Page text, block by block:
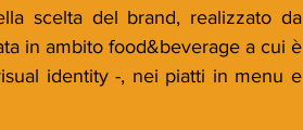
scelta del brand, realizzato da
in ambito food&beverage a cui è
identity -, nei piatti in menu e